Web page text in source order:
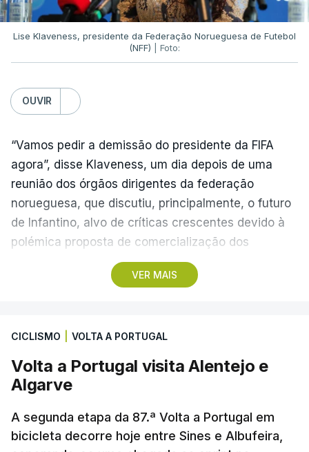
Lise Klaveness, presidente da Federação Norueguesa de Futebol
(NFF)
| Foto:
OUVIR
VER MAIS
“Vamos pedir a demissão do presidente da FIFA
agora”, disse Klaveness, um dia depois de uma
reunião dos órgãos dirigentes da federação
norueguesa, que discutiu, principalmente, o futuro
de Infantino, alvo de críticas crescentes devido à
polémica proposta de comercialização dos
confiança institucional necessária para liderar a
FIFA de forma estável no período atual”,
sublinhando que “não há retorno” para o
presidente.
Infantino, único candidato declarado às eleições de
CICLISMO VOLTA A PORTUGAL
Volta a Portugal visita Alentejo e
Algarve
A segunda etapa da 87.ª Volta a Portugal em
bicicleta decorre hoje entre Sines e Albufeira,